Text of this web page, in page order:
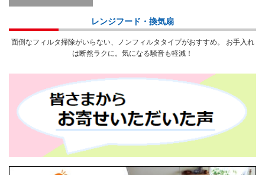
レンジフード・換気扇
面倒なフィルタ掃除がいらない、ノンフィルタタイプがおすすめ。 お手入れ
は断然ラクに。気になる騒音も軽減！